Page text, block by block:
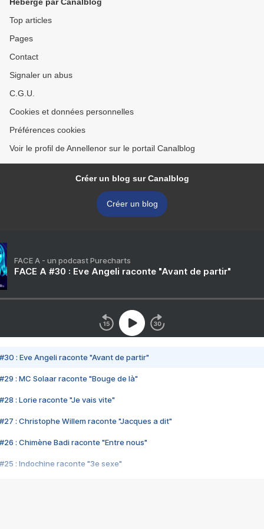
Top articles
Pages
Contact
Signaler un abus
C.G.U.
Cookies et données personnelles
Préférences cookies
Voir le profil de Annellenor sur le portail Canalblog
Créer un blog sur Canalblog
Créer un blog
FACE A - un podcast Purecharts
FACE A #30 : Eve Angeli raconte "Avant de partir"
#30 : Eve Angeli raconte "Avant de partir"
#29 : MC Solaar raconte "Bouge de là"
#28 : Lorie raconte "Je vais vite"
#27 : Christophe Willem raconte "Jacques a dit"
#26 : Chimène Badi raconte "Entre nous"
#25 : Indochine raconte "3e sexe"